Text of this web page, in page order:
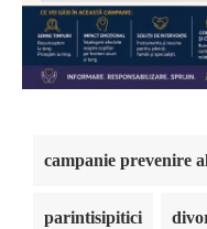
campanie prevenire
parintisipitici